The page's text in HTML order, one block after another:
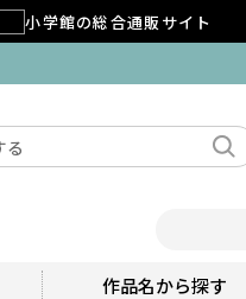
小学館の総合通販サイト
作品名から探す